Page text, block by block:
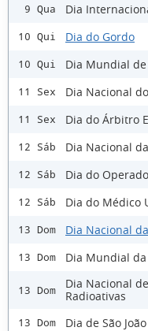
9 Qua Dia
10 Qui Dia do Gordo
10 Qui Dia Mundial
11 Sex Dia Nacional
11 Sex Dia do Árbitro
12 Sáb Dia Nacional
12 Sáb Dia do
12 Sáb Dia do Médico
13 Dom Dia Nacional
13 Dom Dia Mundial da
13 Dom
Dia Nacional
Radioativas
13 Dom Dia de São